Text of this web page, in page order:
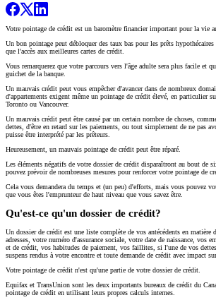
Votre pointage de crédit est un baromètre financier important pour la vie
Un bon pointage peut débloquer des taux bas pour les prêts
que l'accès aux meilleures cartes de crédit.
Vous remarquerez que votre parcours vers l'âge adulte sera plus facile et
guichet de la banque.
Un mauvais crédit peut vous empêcher d'avancer dans de nombreux
d'appartements exigent même un pointage de crédit élevé, en particulier
Toronto ou Vancouver.
Un mauvais crédit peut être causé par un certain nombre de choses,
dettes, d'être en retard sur les paiements, ou tout simplement de ne pas
puisse être interprété par les prêteurs.
Heureusement, un mauvais pointage de crédit peut être réparé.
Les éléments négatifs de votre dossier de crédit disparaîtront au bout de
pouvez prévoir de nombreuses mesures pour renforcer votre pointage de
Cela vous demandera du temps et (un peu) d'efforts, mais vous pouvez
que vous êtes l'emprunteur de haut niveau que vous savez être.
Qu'est-ce qu'un dossier de crédit?
Un dossier de crédit est une liste complète de vos antécédents en matière
adresses, votre numéro d'assurance sociale, votre date de naissance, vos
et de crédit, vos habitudes de paiement, vos faillites, si l'une de vos
suspens rendus à votre encontre et toute demande de crédit avec impact
Votre pointage de crédit n'est qu'une partie de votre dossier de crédit.
Equifax et TransUnion sont les deux importants bureaux de crédit du
pointage de crédit en utilisant leurs propres calculs internes.